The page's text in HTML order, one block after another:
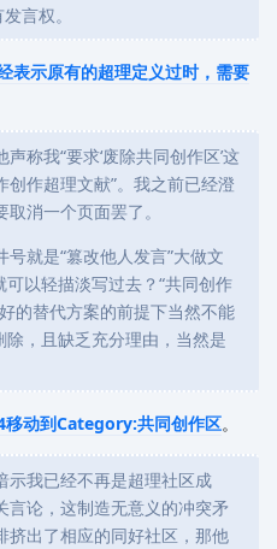
言权。
表示原有的超理定义过时，需要
称我“要求‘废除共同创作区’这
作超理文献”。我之前已经澄
消一个页面罢了。
就是“篡改他人发言”大做文
以轻描淡写过去？“共同创作
的替代方案的前提下当然不能
，且缺乏充分理由，当然是
动到Category:共同创作区。
示我已经不再是超理社区成
言论，这制造无意义的冲突矛
出了相应的同好社区，那他